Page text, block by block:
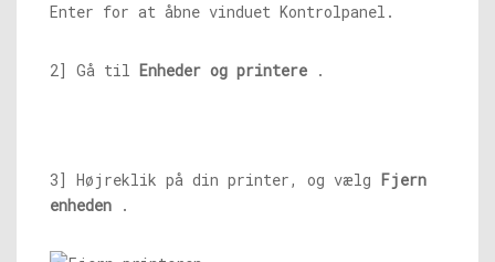
Enter for at åbne vinduet Kontrolpanel.
2] Gå til Enheder og printere .
3] Højreklik på din printer, og vælg Fjern
enheden .